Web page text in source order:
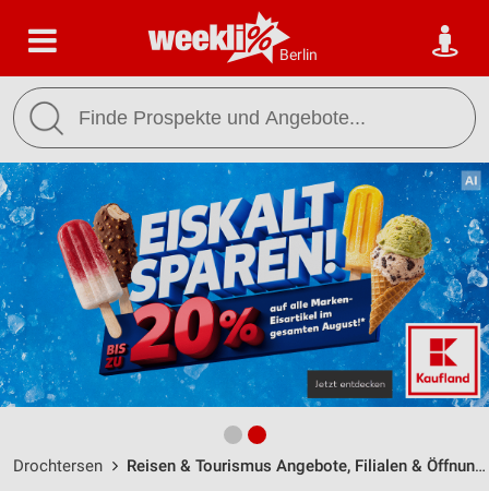
Berlin
Drochtersen Reisen & Tourismus Angebote, Filialen & Öffnungszeiten